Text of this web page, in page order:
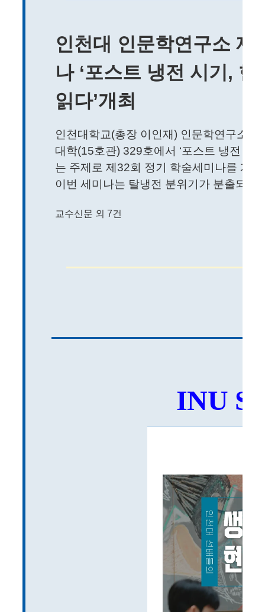
인천대 인문학연구소 제
나 ‘포스트 냉전 시기,
읽다’개최
인천대학교(총장 이인재) 인문학연구소(
대학(15호관) 329호에서 ‘포스트 냉전 시
는 주제로 제32회 정기 학술세미나를 개
이번 세미나는 탈냉전 분위기가 분출되던
교수신문 외 7건
INU